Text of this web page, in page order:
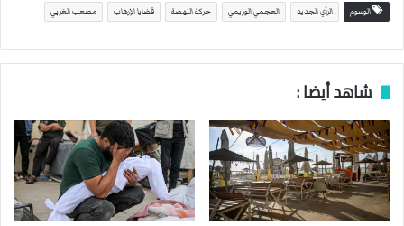
الوسوم الرأي الجديد العجمي الوريمي حركة النهضة قضايا الإرهاب مصعب الغربي
شاهد أيضا :